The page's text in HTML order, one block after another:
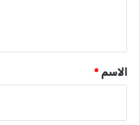
*
الاسم *